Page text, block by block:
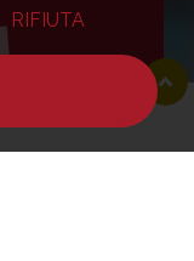
RIFIUTA